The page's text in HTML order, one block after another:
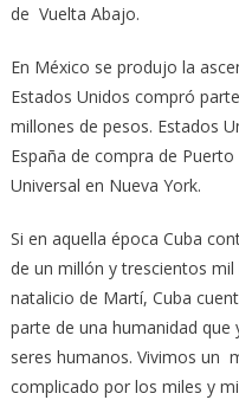
de Vuelta Abajo.
En México se produjo la
Estados Unidos compró
millones de pesos. Estados
España de compra de
Universal en Nueva York.
Si en aquella época Cuba
de un millón y trescientos
natalicio de Martí, Cuba
parte de una humanidad que
seres humanos. Vivimos un
complicado por los miles y